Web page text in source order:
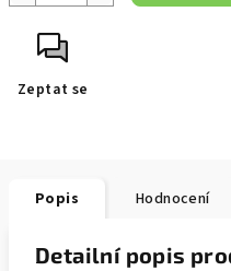
Zeptat se
Popis Hodnocení
Detailní popis